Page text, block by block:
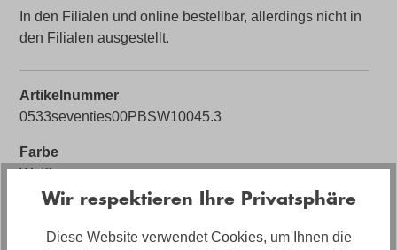
In den Filialen und online bestellbar, allerdings nicht in
den Filialen ausgestellt.
Artikelnummer
0533seventies00PBSW10045.3
Farbe
Weiß
Bezug
Stoff
Wir respektieren Ihre Privatsphäre
Diese Website verwendet Cookies, um Ihnen die